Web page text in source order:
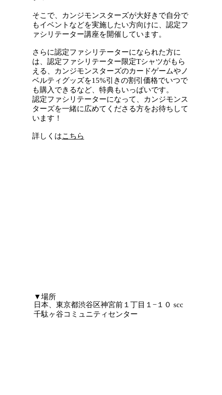
そこで、カンジモンスターズが大好きで自分で
もイベントなどを実施したい方向けに、認定フ
ァシリテーター講座を開催しています。
さらに認定ファシリテーターになられた方に
は、認定ファシリテーター限定Tシャツがもら
える、カンジモンスターズのカードゲームやノ
ベルティグッズを15%引きの割引価格でいつで
も購入できるなど、特典もいっぱいです。
認定ファシリテーターになって、カンジモンス
ターズを一緒に広めてくださる方をお待ちして
います！
詳しくはこちら
日本、東京都渋谷区神宮前１丁目１−１０ scc
千駄ヶ谷コミュニティセンター
​▼場所